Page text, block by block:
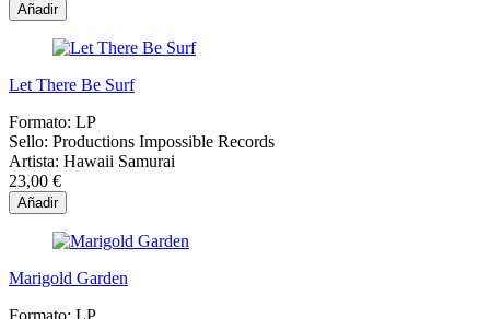
Añadir
Let There Be Surf
Formato: LP
Sello: Productions Impossible Records
Artista: Hawaii Samurai
23,00 €
Añadir
Marigold Garden